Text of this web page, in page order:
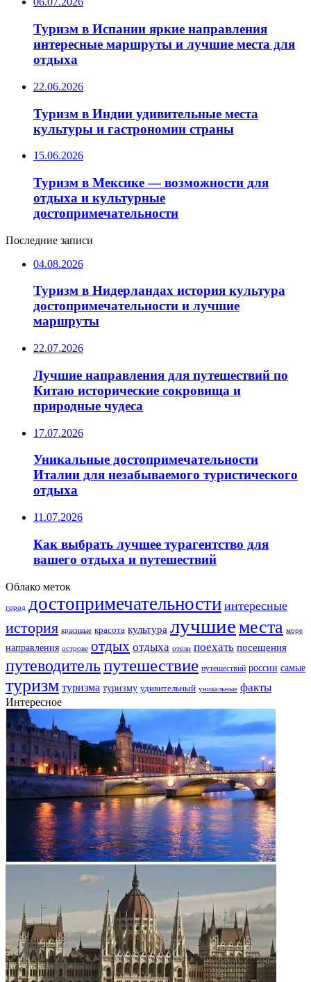
Туризм в Испании яркие направления
интересные маршруты и лучшие места для
отдыха
22.06.2026
Туризм в Индии удивительные места
культуры и гастрономии страны
15.06.2026
Туризм в Мексике — возможности для
отдыха и культурные
достопримечательности
Последние записи
04.08.2026
Туризм в Нидерландах история культура
достопримечательности и лучшие
маршруты
22.07.2026
Лучшие направления для путешествий по
Китаю исторические сокровища и
природные чудеса
17.07.2026
Уникальные достопримечательности
Италии для незабываемого туристического
отдыха
11.07.2026
Как выбрать лучшее турагентство для
вашего отдыха и путешествий
Облако меток
город достопримечательности интересные
история красивые красота культура лучшиеместа море
направления острове отдых отдыха отели поехать посещения
путеводительпутешествие путешествий россии самые
туризм туризма туризму удивительный уникальные факты
Интересное